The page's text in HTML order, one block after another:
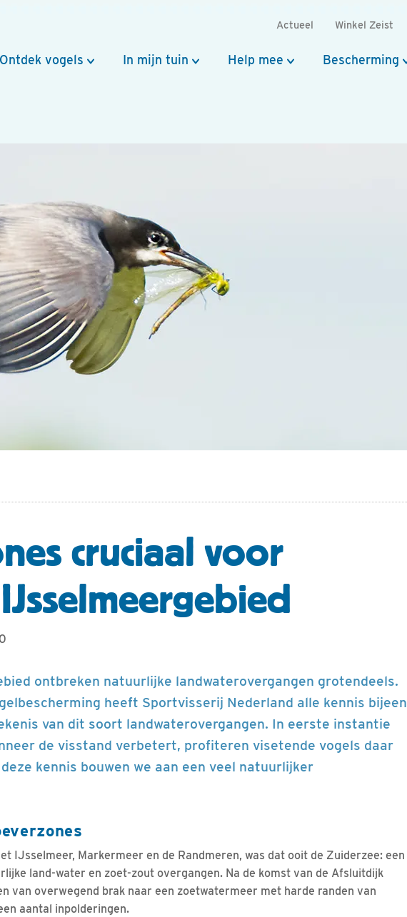
Actueel Winkel Zeist
Ontdek vogels In mijn tuin Help mee Bescherming
cruciaal voor
ontbreken natuurlijke landwaterovergangen grotendeels.
heeft Sportvisserij Nederland alle kennis bijeen
van dit soort landwaterovergangen. In eerste instantie
de visstand verbetert, profiteren visetende vogels daar
kennis bouwen we aan een veel natuurlijker
IJsselmeer, Markermeer en de Randmeren, was dat ooit de Zuiderzee: een
land-water en zoet-zout overgangen. Na de komst van de Afsluitdijk
van overwegend brak naar een zoetwatermeer met harde randen van
aantal inpolderingen.